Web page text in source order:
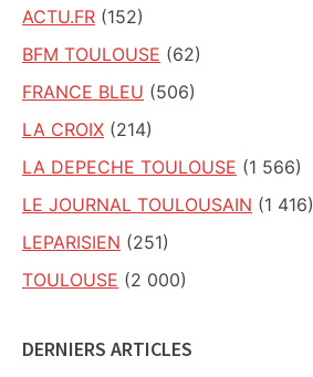
ACTU.FR (152)
BFM TOULOUSE (62)
FRANCE BLEU (506)
LA CROIX (214)
LA DEPECHE TOULOUSE (1 566)
LE JOURNAL TOULOUSAIN (1 416)
LEPARISIEN (251)
TOULOUSE (2 000)
DERNIERS ARTICLES